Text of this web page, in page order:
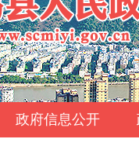
政府信息公开